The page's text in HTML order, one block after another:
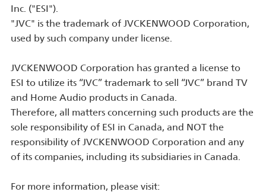
Inc. ("ESI").
"JVC" is the trademark of JVCKENWOOD Corporation,
used by such company under license.
JVCKENWOOD Corporation has granted a license to
ESI to utilize its “JVC” trademark to sell “JVC” brand TV
and Home Audio products in Canada.
Therefore, all matters concerning such products are the
sole responsibility of ESI in Canada, and NOT the
responsibility of JVCKENWOOD Corporation and any
of its companies, including its subsidiaries in Canada.
For more information, please visit: